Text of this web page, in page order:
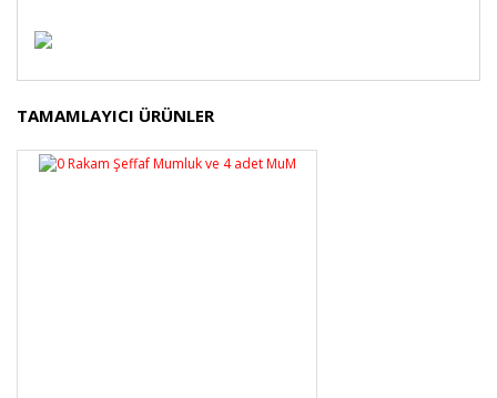
Bu ürünün fiyat bilgisi, resim, ürün açıklamalarında ve
diğer konularda yetersiz gördüğünüz noktaları öneri
formunu kullanarak tarafımıza iletebilirsiniz.
Görüş ve önerileriniz için teşekkür ederiz.
TAMAMLAYICI ÜRÜNLER